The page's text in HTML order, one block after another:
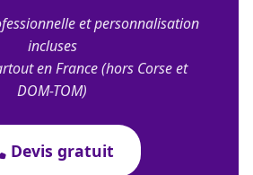
et personnalisation
incluses
en France (hors Corse et
DOM-TOM)
Devis gratuit